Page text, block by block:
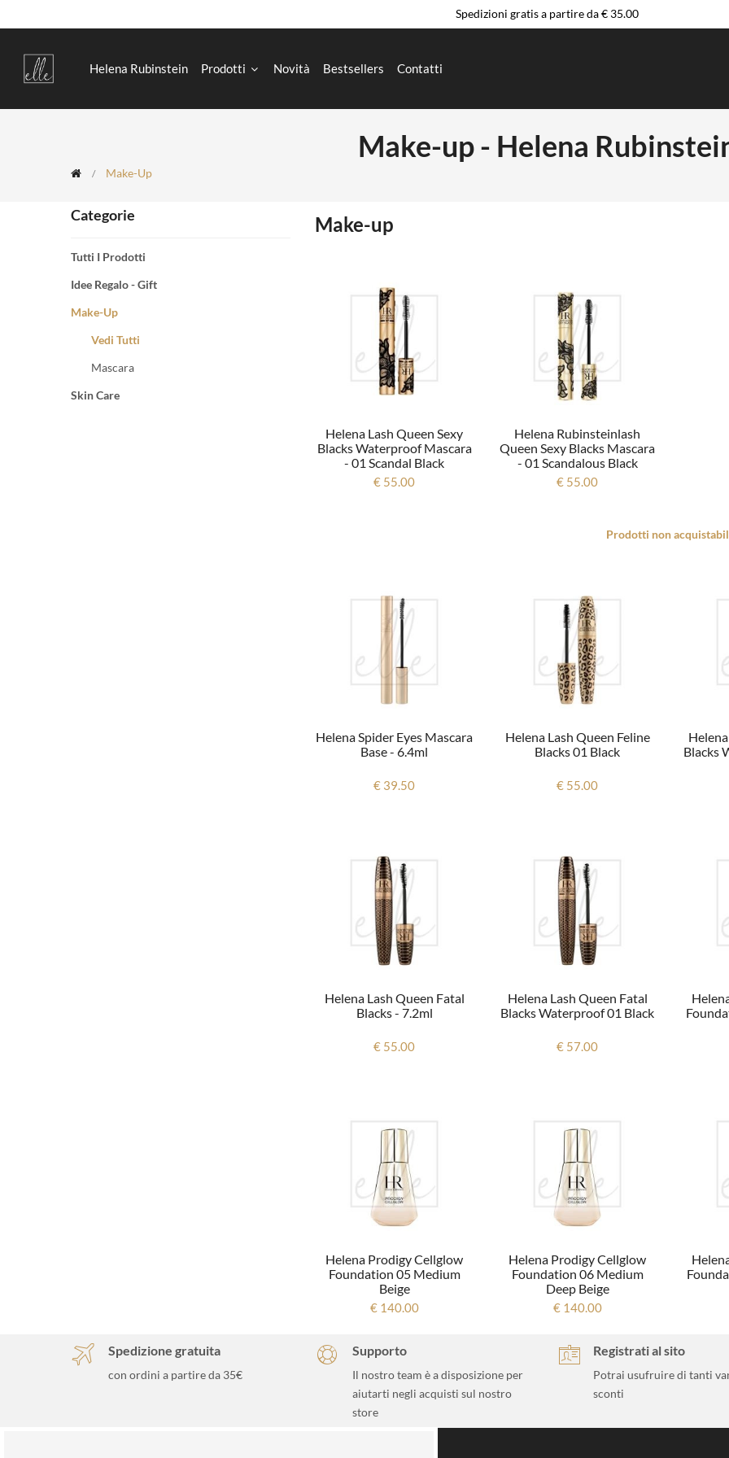
Spedizioni gratis a partire da € 35.00
Helena Rubinstein Prodotti Novità Bestsellers Contatti
Make-up - Helena
Make-Up
Categorie
Tutti I Prodotti
Idee Regalo - Gift
Make-Up
Vedi Tutti
Mascara
Skin Care
Make-up
Helena Lash Queen Sexy
Blacks Waterproof Mascara
- 01 Scandal Black
€ 55.00
Helena Rubinsteinlash
Queen Sexy Blacks Mascara
- 01 Scandalous Black
€ 55.00
Prodotti non
Helena Spider Eyes Mascara
Base - 6.4ml
€ 39.50
Helena Lash Queen Feline
Blacks 01 Black
€ 55.00
Blacks
Helena Lash Queen Fatal
Blacks - 7.2ml
€ 55.00
Helena Lash Queen Fatal
Blacks Waterproof 01 Black
€ 57.00
Helena Prodigy Cellglow
Foundation 05 Medium
Beige
€ 140.00
Helena Prodigy Cellglow
Foundation 06 Medium
Deep Beige
€ 140.00
Spedizione gratuita
con ordini a partire da 35€
Supporto
Il nostro team è a disposizione per
aiutarti negli acquisti sul nostro
store
Registrati al sito
Potrai usufruire di tanti
sconti